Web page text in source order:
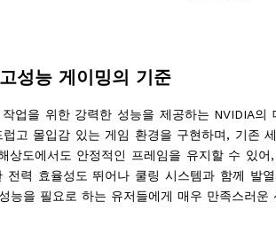
성능 게이밍의 기준
업을 위한 강력한 성능을 제공하는 NVIDIA의
고 몰입감 있는 게임 환경을 구현하며, 기존
상도에서도 안정적인 프레임을 유지할 수 있
전력 효율성도 뛰어나 쿨링 시스템과 함께 발
능을 필요로 하는 유저들에게 매우 만족스러운